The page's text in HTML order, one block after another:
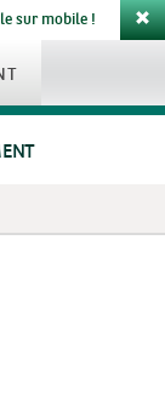
sur mobile !